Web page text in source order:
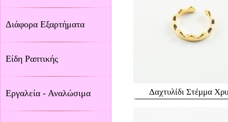
Διάφορα Εξαρτήματα
Είδη Ραπτικής
Εργαλεία - Αναλώσιμα Δαχτυλίδι Στέμμα